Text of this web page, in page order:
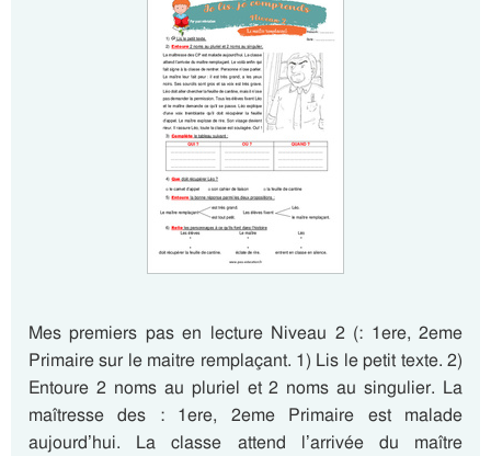
Mes premiers pas en lecture Niveau 2 (: 1ere, 2eme
Primaire sur le maitre remplaçant. 1) Lis le petit texte. 2)
Entoure 2 noms au pluriel et 2 noms au singulier. La
maîtresse des : 1ere, 2eme Primaire est malade
aujourd’hui. La classe attend l’arrivée du maître